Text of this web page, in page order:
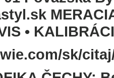
•
sk/